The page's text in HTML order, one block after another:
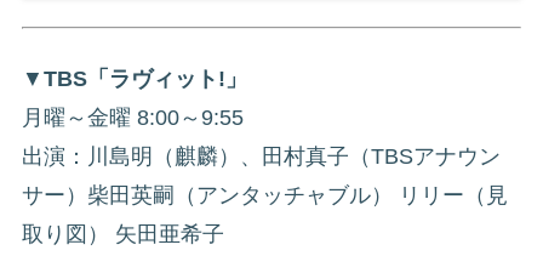
▼ TBS「ラヴィット!」
月曜～金曜 8:00～9:55
出演：川島明（麒麟）、田村真子（TBSアナウン
サー）柴田英嗣（アンタッチャブル） リリー（見
取り図） 矢田亜希子